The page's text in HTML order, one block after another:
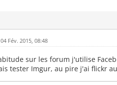
Fév. 2015, 08:48
sur les forum j'utilise
tester Imgur, au pire j'ai flickr